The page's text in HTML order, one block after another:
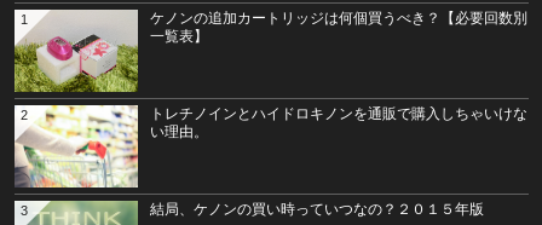
ケノンの追加カートリッジは何個買うべき？【必要回数別
一覧表】
1
トレチノインとハイドロキノンを通販で購入しちゃいけな
い理由。
2
結局、ケノンの買い時っていつなの？２０１５年版
3